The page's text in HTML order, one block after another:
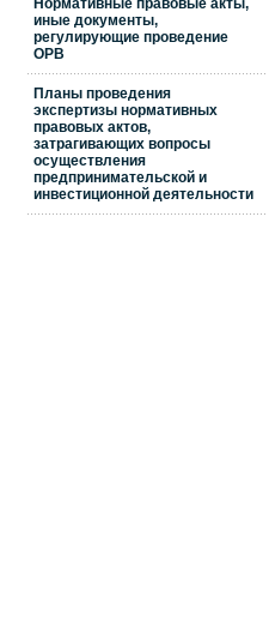
Нормативные правовые акты,
иные документы,
регулирующие проведение
ОРВ
Планы проведения
экспертизы нормативных
правовых актов,
затрагивающих вопросы
осуществления
предпринимательской и
инвестиционной деятельности